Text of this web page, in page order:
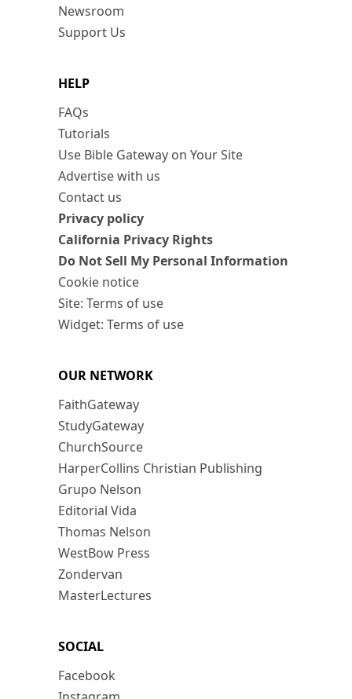
Newsroom
Support Us
HELP
FAQs
Tutorials
Use Bible Gateway on Your Site
Advertise with us
Contact us
Privacy policy
California Privacy Rights
Do Not Sell My Personal Information
Cookie notice
Site: Terms of use
Widget: Terms of use
OUR NETWORK
FaithGateway
StudyGateway
ChurchSource
HarperCollins Christian Publishing
Grupo Nelson
Editorial Vida
Thomas Nelson
WestBow Press
Zondervan
MasterLectures
SOCIAL
Facebook